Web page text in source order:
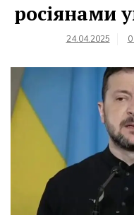
росіянами
24.04.2025